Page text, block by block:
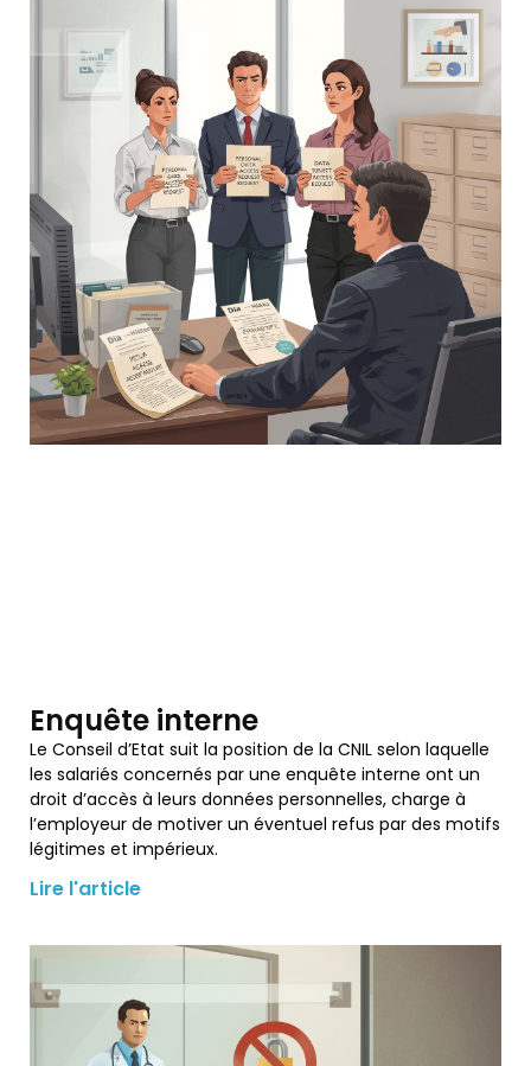
Enquête interne
Le Conseil d’Etat suit la position de la CNIL selon laquelle
les salariés concernés par une enquête interne ont un
droit d’accès à leurs données personnelles, charge à
l’employeur de motiver un éventuel refus par des motifs
légitimes et impérieux.
Lire l'article